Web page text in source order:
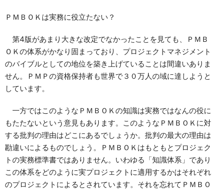
ＰＭＢＯＫは実務に役立たない？
第4版があまり大きな改定でなかったことを見ても、ＰＭＢ
ＯＫの体系がかなり固まっており、プロジェクトマネジメント
のバイブルとしての地位を築き上げていることは間違いありま
せん。ＰＭＰの資格保持者も世界で３０万人の域に達しようと
しています。
一方ではこのようなＰＭＢＯＫの知識は実務ではなんの役に
もたたないという意見もあります。このようなＰＭＢＯＫに対
する批判の理由はどこにあるでしょうか。批判の最大の理由は
勘違いによるものでしょう。ＰＭＢＯＫはもともとプロジェク
トの実務標準書ではありません。いわゆる「知識体系」であり
この体系をどのように実プロジェクトに適用するかはそれぞれ
のプロジェクトによるとされています。それを忘れてＰＭＢＯ